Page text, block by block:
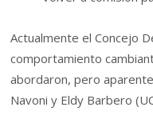
Actualmente el Concejo
comportamiento
abordaron, pero
Navoni y Eldy Barbero